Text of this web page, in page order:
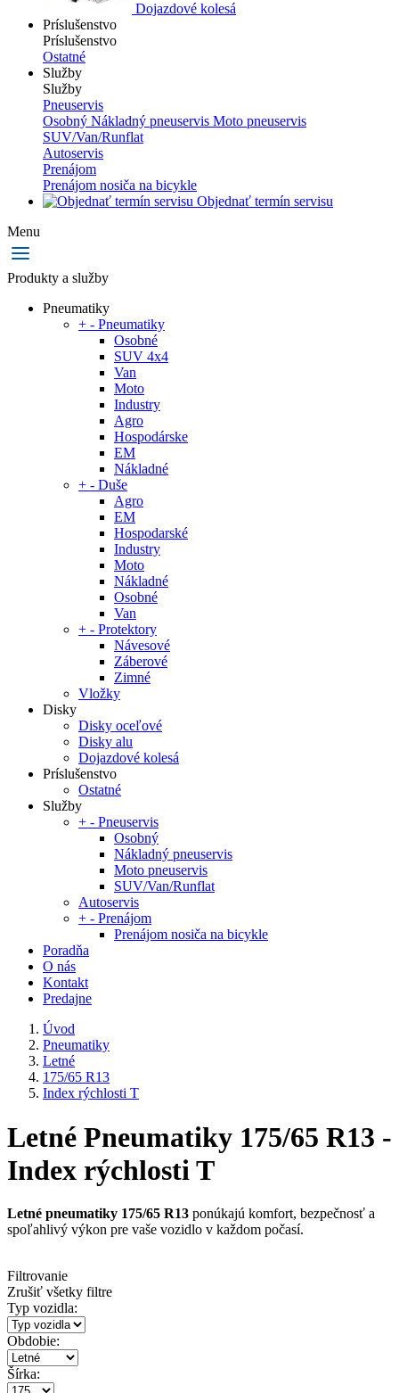
Dojazdové kolesá
Príslušenstvo
Príslušenstvo
Ostatné
Služby
Služby
Pneuservis
Osobný Nákladný pneuservis Moto pneuservis
SUV/Van/Runflat
Autoservis
Prenájom
Prenájom nosiča na bicykle
Objednať termín servisu
Menu
Produkty a služby
Pneumatiky
+ - Pneumatiky
Osobné
SUV 4x4
Van
Moto
Industry
Agro
Hospodárske
EM
Nákladné
+ - Duše
Agro
EM
Hospodarské
Industry
Moto
Nákladné
Osobné
Van
+ - Protektory
Návesové
Záberové
Zimné
Vložky
Disky
Disky oceľové
Disky alu
Dojazdové kolesá
Príslušenstvo
Ostatné
Služby
+ - Pneuservis
Osobný
Nákladný pneuservis
Moto pneuservis
SUV/Van/Runflat
Autoservis
+ - Prenájom
Prenájom nosiča na bicykle
Poradňa
O nás
Kontakt
Predajne
Úvod
Pneumatiky
Letné
175/65 R13
Index rýchlosti T
Letné Pneumatiky 175/65 R13 -
Index rýchlosti T
Letné pneumatiky 175/65 R13 ponúkajú komfort, bezpečnosť a
spoľahlivý výkon pre vaše vozidlo v každom počasí.
Filtrovanie
Zrušiť všetky filtre
Typ vozidla:
Obdobie:
Šírka: